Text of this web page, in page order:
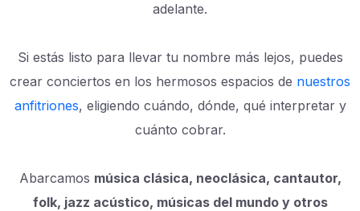
adelante.
Si estás listo para llevar tu nombre más lejos, puedes
crear conciertos en los hermosos espacios de nuestros
anfitriones, eligiendo cuándo, dónde, qué interpretar y
cuánto cobrar.
Abarcamos música clásica, neoclásica, cantautor,
folk, jazz acústico, músicas del mundo y otros